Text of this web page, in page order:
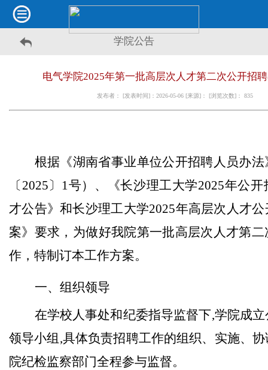
学院公告
电气学院2025年第一批高层次人才第二次公开招
发布者： [发表时间]：2026-05-06 [来源]： [浏览次数]： 835
根据《湖南省事业单位公开招聘人员办
〔2025〕1号）、《长沙理工大学2025年公
才公告》和长沙理工大学2025年高层次人才
案》要求 ，为做好我院第一批高层次人才第
作，特制订本工作方案。
一、组织领导
在学校人事处和纪委指导监督下,学院成
领导小组,具体负责招聘工作的组织、实施、
院纪检监察部门全程参与监督。